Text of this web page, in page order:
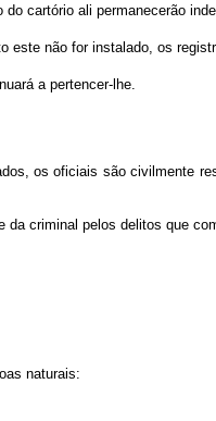
cartório ali permanecerão
este não for instalado, os
a pertencer-lhe.
os oficiais são civilmente
da criminal pelos delitos que
naturais: